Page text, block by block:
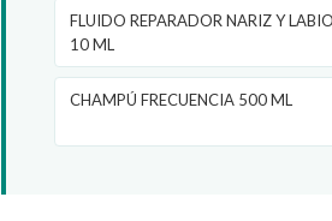
FLUIDO REPARADOR NARIZ Y
10 ML
CHAMPÚ FRECUENCIA 500 ML